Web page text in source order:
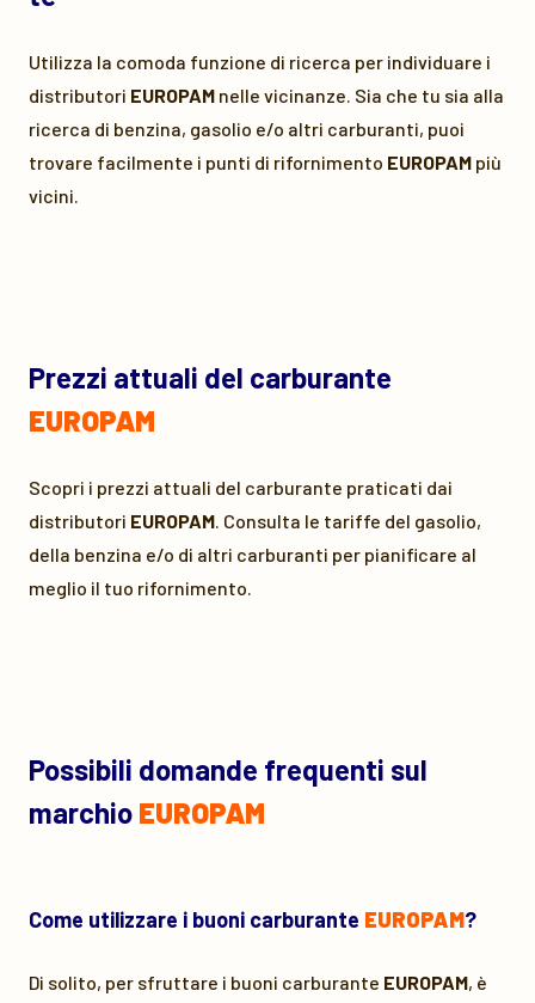
Utilizza la comoda funzione di ricerca per individuare i
distributori EUROPAM nelle vicinanze. Sia che tu sia alla
ricerca di benzina, gasolio e/o altri carburanti, puoi
trovare facilmente i punti di rifornimento EUROPAM più
vicini.
Prezzi attuali del carburante
EUROPAM
Scopri i prezzi attuali del carburante praticati dai
distributori EUROPAM. Consulta le tariffe del gasolio,
della benzina e/o di altri carburanti per pianificare al
meglio il tuo rifornimento.
Possibili domande frequenti sul
marchio EUROPAM
Come utilizzare i buoni carburante EUROPAM?
Di solito, per sfruttare i buoni carburante EUROPAM, è